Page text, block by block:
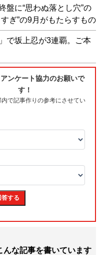
盤に“思わぬ落とし穴”の
ぎ”の9月がもたらすもの
で坂上忍が3連覇。ご本
んな記事を書いています